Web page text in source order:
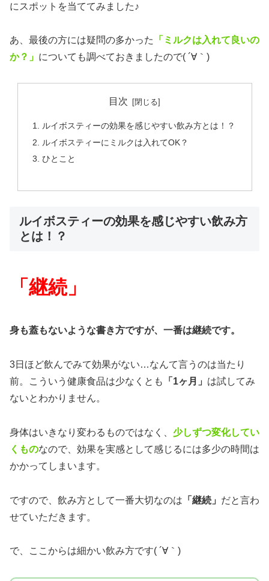
にスポットを当ててみました♪
あ、最後の方には疑問の多かった
「ミルクは入れて良いの
か？」 についても調べておきましたので( ´∀｀)
目次
ルイボスティーの効果を感じやすい飲み方とは！？
ルイボスティーにミルクは入れてOK？
ひとこと
ルイボスティーの効果を感じやすい飲み方
とは！？
「継続」
身も蓋もないような書き方ですが、一番は継続です。
3日ほど飲んでみて効果がない…なんて言うのは当たり
前。こういう健康食品は少なくとも
「1ヶ月」 は試してみ
ないとわかりません。
身体はいきなり変わるものではなく、 少しずつ変化してい
くものなので、効果を実感として感じるには多少の時間は
かかってしまいます。
ですので、飲み方として一番大切なのは 「継続」 だと言わ
せていただきます。
で、ここからは細かい飲み方です( ´∀｀)